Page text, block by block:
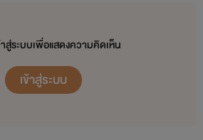
สู่ระบบเพื่อแสดงความคิดเห็น
เข้าสู่ระบบ